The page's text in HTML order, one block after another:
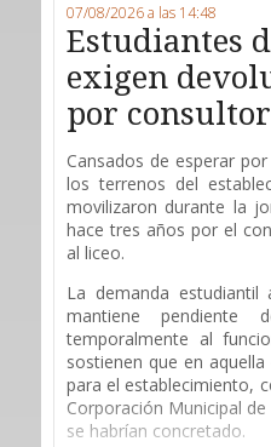
07/08/2026 a las 14:48
Estudiantes
exigen
por
Cansados de esperar
los terrenos del
movilizaron durante la
hace tres años por el
al liceo.
La demanda
mantiene pendiente
temporalmente al
sostienen que en
para el establecimiento,
Corporación Municipal
se habrían concretado.